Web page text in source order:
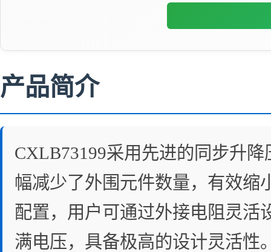
产品简介
CXLB73199采用先进的同步升
幅减少了外围元件数量，有效缩
配置，用户可通过外接电阻灵活
满电压，具备极高的设计灵活性